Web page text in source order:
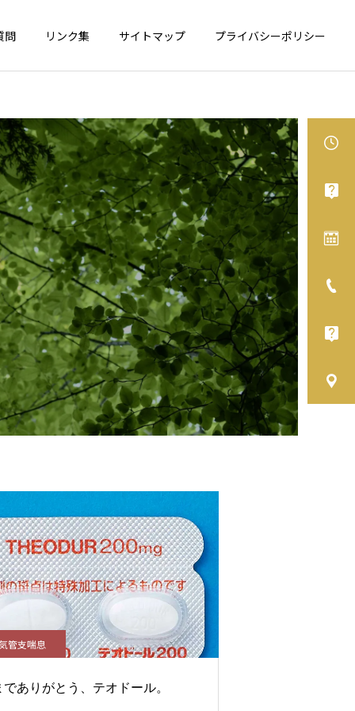
問 リンク集 サイトマップ プライバシーポリシー
食物アレルギー
カシューナッツが表示義務
化へ
アレルギー性鼻炎
舌下免疫療法、オススメで
す！
管支喘息
でありがとう、テオドール。